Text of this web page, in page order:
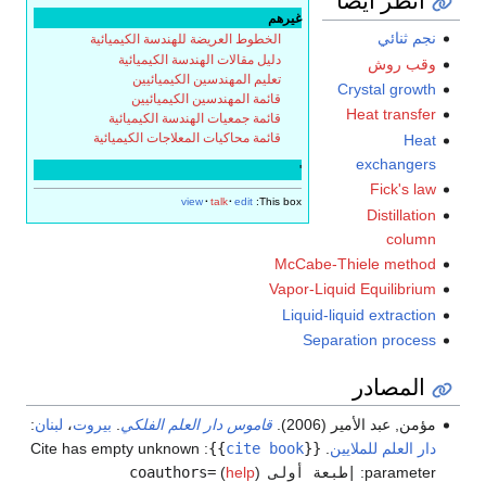
غيرهم
الخطوط العريضة للهندسة الكيميائية
دليل مقالات الهندسة الكيميائية
تعليم المهندسين الكيميائيين
قائمة المهندسين الكيميائيين
قائمة جمعيات الهندسة الكيميائية
قائمة محاكيات المعلاجات الكيميائية
'
view
Heat
McCabe-
Vapor-Liquid
Liquid-liquid
Separation
(2006). قاموس دار العلم الفلكي .بيروت، لبنان:
.
{{
cite book
}}
:
Cite has empty unknown
|طبعة أولى coauthors= (help )